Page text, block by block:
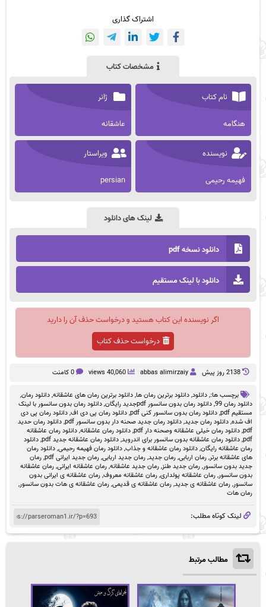
اشتراک گذاری
مشخصات کتاب
نام کتاب
هنگامه
ژانر
عاشقانه
نویسنده
فهیمه رحیمی
ویراستار
persian
لینک های دانلود
دانلود نسخه pdf
دانلود با لینک مستقیم
اگر نویسنده این کتاب هستید و درخواست حذف آن را دارید
درخواست حذف کتاب
2138 روز پيش abbas alimirzaiy
40,060 views 0 کامنت
برچسب ها:,دانلود,دانلود برترین رمان ها,دانلود برترین رمان های عاشقانه,دانلود رمان,
دانلود رمان 99
,دانلود رمان بدون سانسور pdfجدید رایگان ,دانلود رمان بدون سانسور با لینک
مستقیم pdf
,دانلود رمان بدون سانسور کنی pdf ,دانلود رمان پی دی اف,دانلود رمان پی دی
اف شده,دانلود رمان جدید,دانلود رمان جدید صحنه دار بدون سانسور pdf ,دانلود رمان حدید
pdf
,دانلود رمان خیلی عاشقانه وصحنه دار pdf ,دانلود رمان عاشقانه,دانلود رمان عاشقانه
pdf
,دانلود رمان عاشقانه بدون سانسور برای اندروید,دانلود رمان عاشقانه جدید pdf ,دانلود
رمان عاشقانه رایگان,دانلود رمان عاشقانه و جذاب,دانلود رمان فهیمه رحیمی,دانلود رمان
های عاشقانه برتر,رمان اربابی,رمان جدید,رمان جدید اربابی,رمان جدید ایرانی pdf ,رمان
جدید بدون سانسور,رمان جدید طنز,رمان جدید عاشقانه,رمان عاشقانه ایرانی,رمان عاشقانه
بدون سانسور,رمان عاشقانه پولداری,رمان عاشقانه معروف,رمان عاشقانه ی ایرانی بدون
سانسور,رمان عاشقانه ی جدید,رمان عاشقانه ی قدیمی,رمان عاشقانه ی هات بدون سانسور,
رمان هات
لینک کوتاه مطلب:
مطالب مرتبط